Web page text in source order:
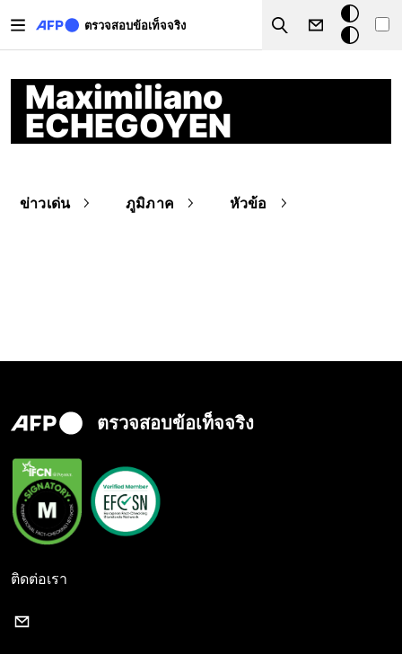
ตรวจสอบข้อเท็จจริง
Search
โหมด
มืด
Maximiliano
ECHEGOYEN
ข่าวเด่น ภูมิภาค หัวข้อ
ตรวจสอบข้อเท็จจริง
ติดต่อเรา